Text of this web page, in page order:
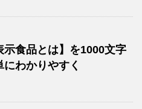
示食品とは】を1000文字
わかりやすく